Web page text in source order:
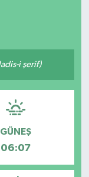
i şerif)
GÜNEŞ
06:07